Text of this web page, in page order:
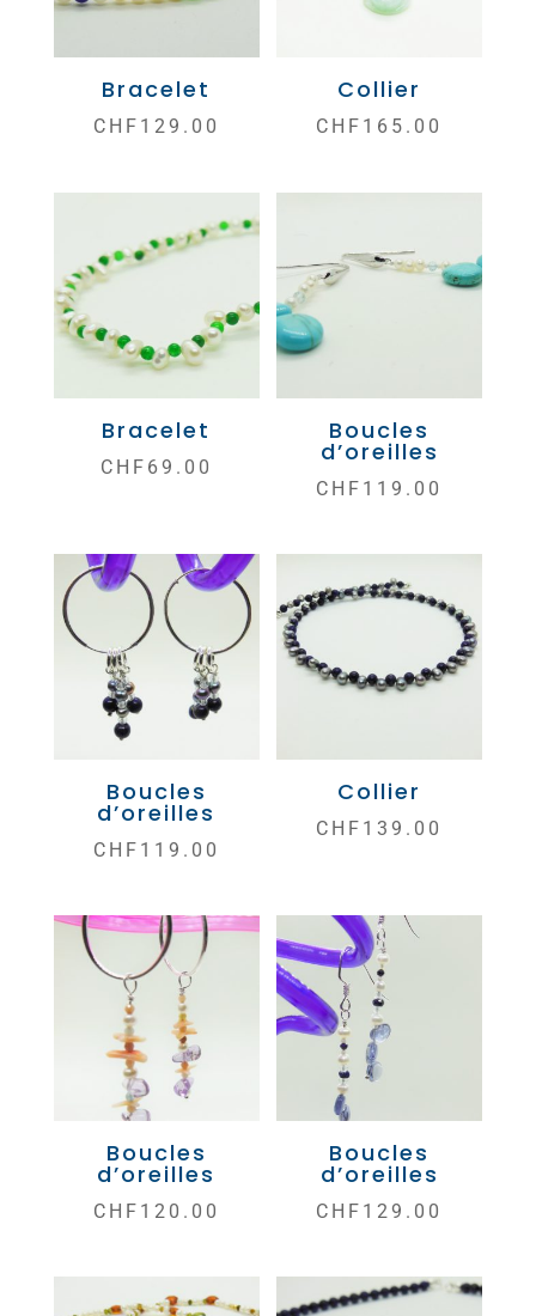
Bracelet
CHF 129.00
Collier
CHF 165.00
Bracelet
CHF 69.00
Boucles
d’oreilles
CHF 119.00
Boucles
d’oreilles
CHF 119.00
Collier
CHF 139.00
Boucles
d’oreilles
CHF 120.00
Boucles
d’oreilles
CHF 129.00